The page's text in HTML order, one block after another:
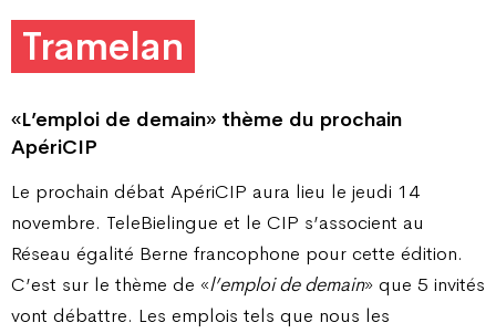
Tramelan
«L’emploi de demain» thème du prochain
ApériCIP
Le prochain débat ApériCIP aura lieu le jeudi 14
novembre. TeleBielingue et le CIP s’associent au
Réseau égalité Berne francophone pour cette édition.
C’est sur le thème de «l’emploi de demain» que 5 invités
vont débattre. Les emplois tels que nous les